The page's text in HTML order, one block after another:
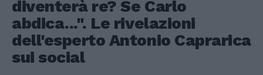
diventerà re? Se Carlo
abdica...". Le rivelazioni
dell'esperto Antonio Caprarica
sui social